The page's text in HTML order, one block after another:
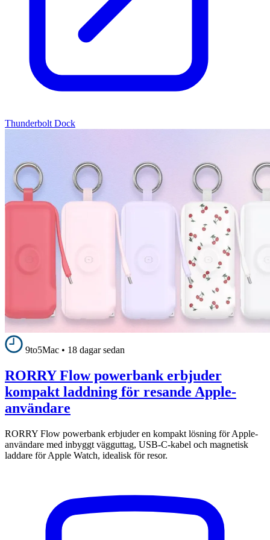
Thunderbolt Dock
9to5Mac • 18 dagar sedan
RORRY Flow powerbank erbjuder
kompakt laddning för resande Apple-
användare
RORRY Flow powerbank erbjuder en kompakt lösning för Apple-
användare med inbyggt vägguttag, USB-C-kabel och magnetisk
laddare för Apple Watch, idealisk för resor.